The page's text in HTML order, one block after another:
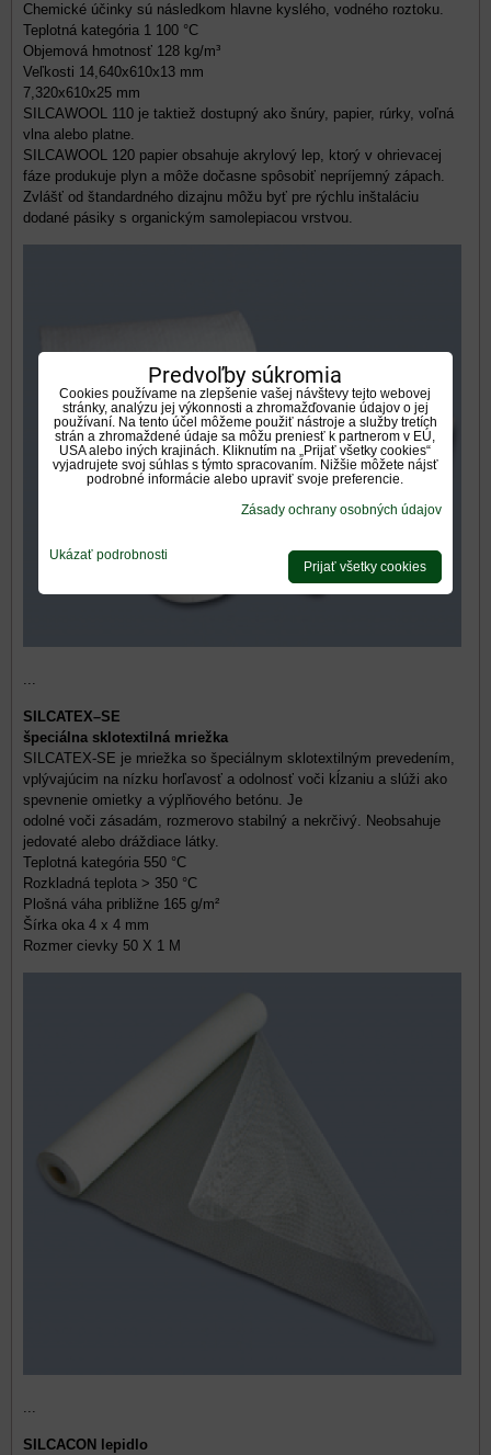
Chemické účinky sú následkom hlavne kyslého, vodného roztoku.
Teplotná kategória 1 100 °C
Objemová hmotnosť 128 kg/m³
Veľkosti 14,640x610x13 mm
7,320x610x25 mm
SILCAWOOL 110 je taktiež dostupný ako šnúry, papier, rúrky, voľná
vlna alebo platne.
SILCAWOOL 120 papier obsahuje akrylový lep, ktorý v ohrievacej
fáze produkuje plyn a môže dočasne spôsobiť nepríjemný zápach.
Zvlášť od štandardného dizajnu môžu byť pre rýchlu inštaláciu
dodané pásiky s organickým samolepiacou vrstvou.
...
SILCATEX–SE
špeciálna sklotextilná mriežka
SILCATEX-SE je mriežka so špeciálnym sklotextilným prevedením,
vplývajúcim na nízku horľavosť a odolnosť voči kĺzaniu a slúži ako
spevnenie omietky a výplňového betónu. Je
odolné voči zásadám, rozmerovo stabilný a nekrčivý. Neobsahuje
jedovaté alebo dráždiace látky.
Teplotná kategória 550 °C
Rozkladná teplota > 350 °C
Plošná váha približne 165 g/m²
Šírka oka 4 x 4 mm
Rozmer cievky 50 X 1 M
...
SILCACON lepidlo
Predvoľby súkromia
Cookies používame na zlepšenie vašej návštevy tejto webovej
stránky, analýzu jej výkonnosti a zhromažďovanie údajov o jej
používaní. Na tento účel môžeme použiť nástroje a služby tretích
strán a zhromaždené údaje sa môžu preniesť k partnerom v EÚ,
USA alebo iných krajinách. Kliknutím na „Prijať všetky cookies“
vyjadrujete svoj súhlas s týmto spracovaním. Nižšie môžete nájsť
podrobné informácie alebo upraviť svoje preferencie.
Zásady ochrany osobných údajov
Ukázať podrobnosti
Prijať všetky cookies